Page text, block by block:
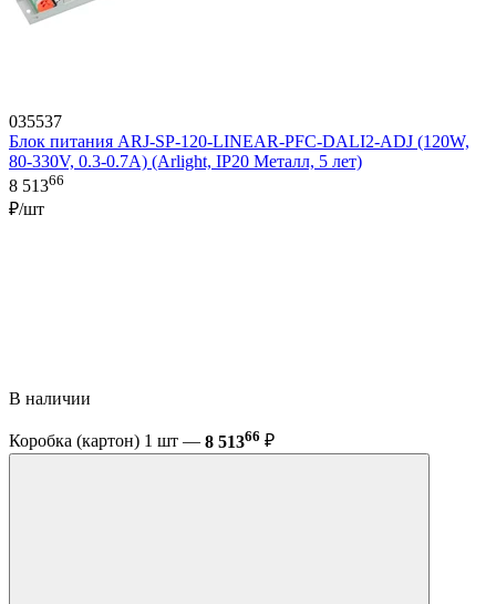
035537
Блок питания ARJ-SP-120-LINEAR-PFC-DALI2-ADJ (120W,
80-330V, 0.3-0.7A) (Arlight, IP20 Металл, 5 лет)
8 51366
₽/шт
В наличии
Коробка (картон) 1 шт — 8 51366 ₽